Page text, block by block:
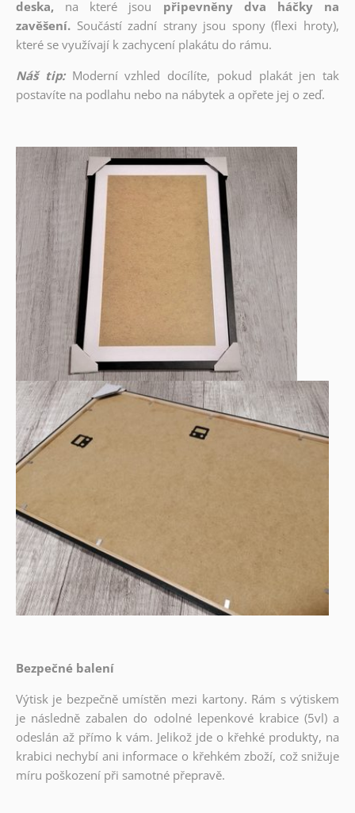
deska, na které jsou
připevněny dva háčky na
zavěšení. Součástí zadní strany jsou spony (flexi hroty),
které se využívají k zachycení plakátu do rámu.
Náš tip: Moderní vzhled docílíte, pokud plakát jen tak
postavíte na podlahu nebo na nábytek a opřete jej o zeď.
Bezpečné balení
Výtisk je bezpečně umístěn mezi kartony. Rám s výtiskem
je následně zabalen do odolné lepenkové krabice (5vl) a
odeslán až přímo k vám. Jelikož jde o křehké produkty, na
krabici nechybí ani informace o křehkém zboží, což snižuje
míru poškození při samotné přepravě.